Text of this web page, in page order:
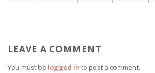
LEAVE A COMMENT
You must be logged in to post a comment.